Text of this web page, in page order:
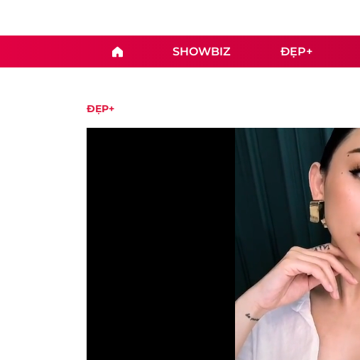
SHOWBIZ ĐẸP+
ĐẸP+